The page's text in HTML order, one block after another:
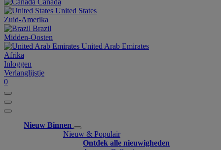
Canada
United States
Zuid-Amerika
Brazil
Midden-Oosten
United Arab Emirates
Afrika
Inloggen
Verlanglijstje
0
Nieuw Binnen
Nieuw & Populair
Ontdek alle nieuwigheden